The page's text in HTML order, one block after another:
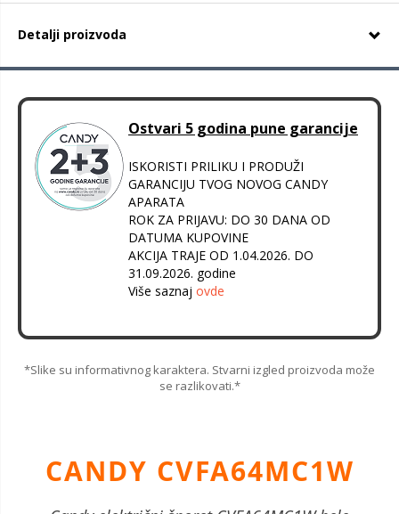
Detalji proizvoda
Ostvari 5 godina pune garancije
ISKORISTI PRILIKU I PRODUŽI
GARANCIJU TVOG NOVOG CANDY
APARATA
ROK ZA PRIJAVU: DO 30 DANA OD
DATUMA KUPOVINE
AKCIJA TRAJE OD 1.04.2026. DO
31.09.2026. godine
Više saznaj ovde
*Slike su informativnog karaktera. Stvarni izgled proizvoda može
se razlikovati.*
CANDY CVFA64MC1W